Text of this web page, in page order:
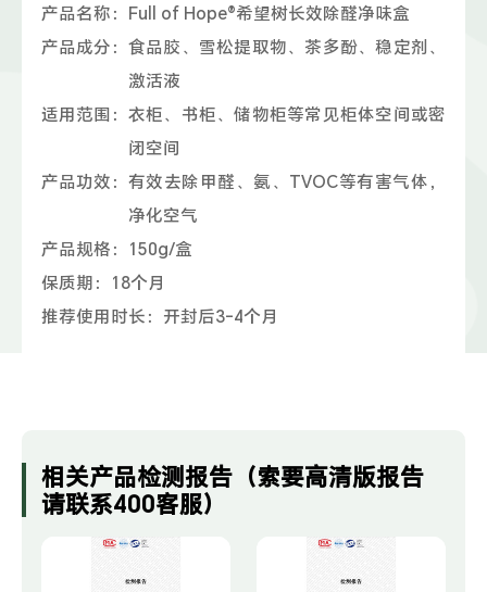
产品名称： Full of Hope®️希望树长效除醛净味盒
产品成分： 食品胶、雪松提取物、茶多酚、稳定剂、
激活液
适用范围： 衣柜、书柜、储物柜等常见柜体空间或密
闭空间
产品功效： 有效去除甲醛、氨、TVOC等有害气体，
净化空气
产品规格：
150g/盒
保质期：
18个月
推荐使用时长： 开封后3-4个月
相关产品检测报告（索要高清版报告
请联系400客服）